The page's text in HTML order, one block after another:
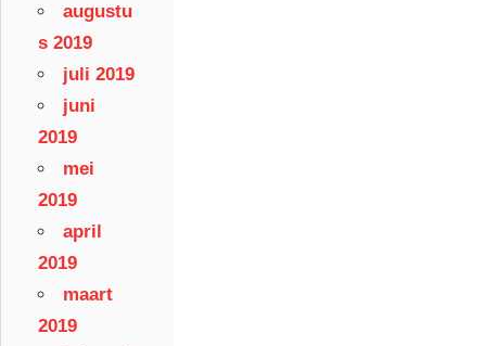
augustu
s 2019
juli 2019
juni
2019
mei
2019
april
2019
maart
2019